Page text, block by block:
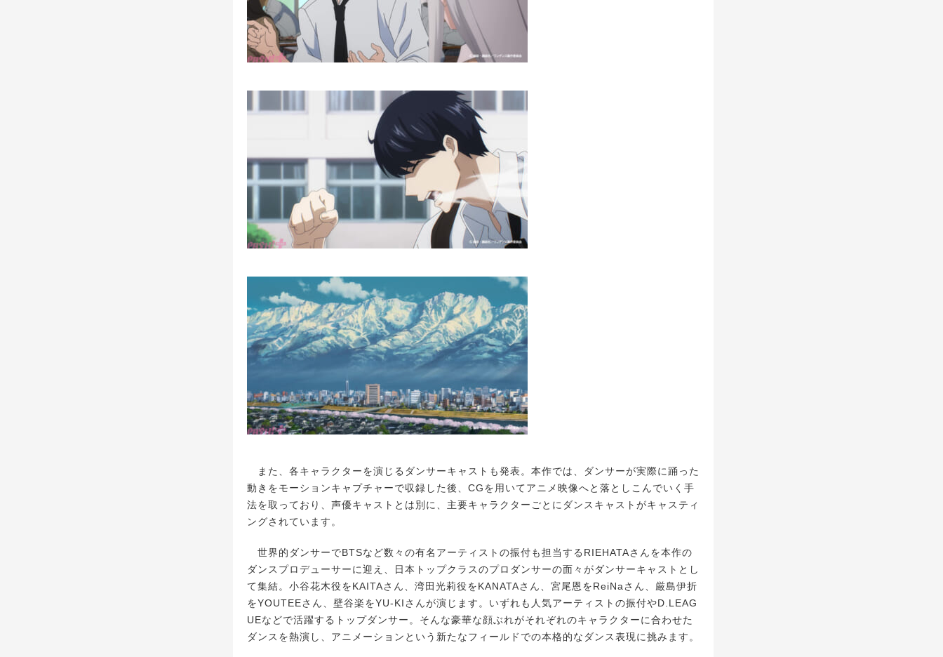
また、各キャラクターを演じるダンサーキャストも発表。本作では、ダンサーが実際に踊った
動きをモーションキャプチャーで収録した後、CGを用いてアニメ映像へと落としこんでいく手
法を取っており、声優キャストとは別に、主要キャラクターごとにダンスキャストがキャスティ
ングされています。
世界的ダンサーでBTSなど数々の有名アーティストの振付も担当するRIEHATAさんを本作の
ダンスプロデューサーに迎え、日本トップクラスのプロダンサーの面々がダンサーキャストとし
て集結。小谷花木役をKAITAさん、湾田光莉役をKANATAさん、宮尾恩をReiNaさん、厳島伊折
をYOUTEEさん、壁谷楽をYU-KIさんが演じます。いずれも人気アーティストの振付やD.LEAG
UEなどで活躍するトップダンサー。そんな豪華な顔ぶれがそれぞれのキャラクターに合わせた
ダンスを熱演し、アニメーションという新たなフィールドでの本格的なダンス表現に挑みます。